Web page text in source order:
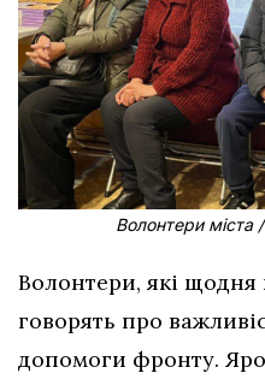
Волонтери міста
Волонтери, які
говорять про
допомоги фронту.